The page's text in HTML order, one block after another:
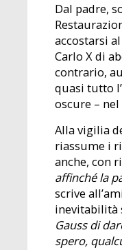
Dal padre,
accostarsi
Carlo X di
contrario,
quasi tutto
oscure –
Alla vigilia
riassume i
anche, con
affinché la
scrive
inevitabilità
Gauss di
spero,